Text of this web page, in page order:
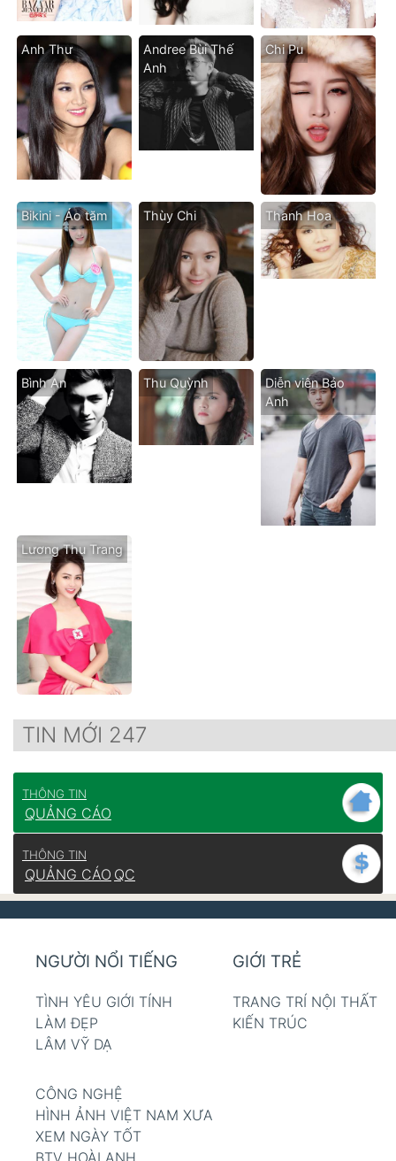
Anh Thư
Andree Bùi Thế
Anh
Chi Pu
Bikini - Áo tăm Thùy Chi Thanh Hoa
Bình An Thu Quỳnh
Diễn viên Bảo
Anh
Lương Thu Trang
TIN MỚI 247
THÔNG TIN
QUẢNG CÁO
THÔNG TIN
QUẢNG CÁO QC
NGƯỜI NỔI TIẾNG
TÌNH YÊU GIỚI TÍNH
LÀM ĐẸP
LÂM VỸ DẠ
GIỚI TRẺ
TRANG TRÍ NỘI THẤT
KIẾN TRÚC
CÔNG NGHỆ
HÌNH ẢNH VIỆT NAM XƯA
XEM NGÀY TỐT
BTV HOÀI ANH